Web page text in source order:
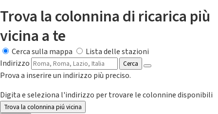
Trova la colonnina di ricarica più
vicina a te
Cerca sulla mappa
Lista delle stazioni
Indirizzo
Cerca
Prova a inserire un indirizzo più preciso.
Digita e seleziona l'indirizzo per trovare le colonnine disponibili
Trova la colonnina piú vicina